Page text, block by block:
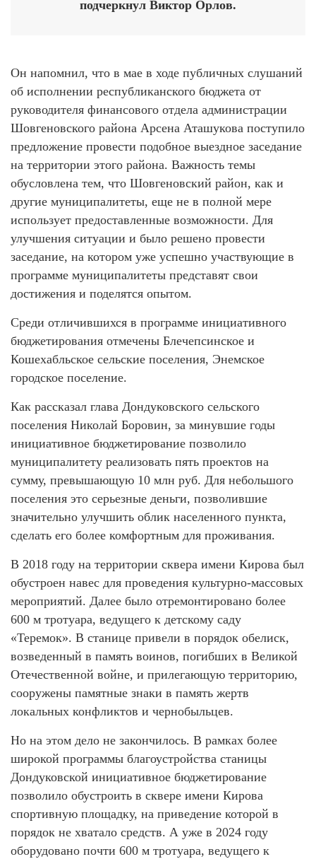
подчеркнул Виктор Орлов.
Он напомнил, что в мае в ходе публичных слушаний
об исполнении республиканского бюджета от
руководителя финансового отдела администрации
Шовгеновского района Арсена Аташукова поступило
предложение провести подобное выездное заседание
на территории этого района. Важность темы
обусловлена тем, что Шовгеновский район, как и
другие муниципалитеты, еще не в полной мере
использует предоставленные возможности. Для
улучшения ситуации и было решено провести
заседание, на котором уже успешно участвующие в
программе муниципалитеты представят свои
достижения и поделятся опытом.
Среди отличившихся в программе инициативного
бюджетирования отмечены Блечепсинское и
Кошехабльское сельские поселения, Энемское
городское поселение.
Как рассказал глава Дондуковского сельского
поселения Николай Боровин, за минувшие годы
инициативное бюджетирование позволило
муниципалитету реализовать пять проектов на
сумму, превышающую 10 млн руб. Для небольшого
поселения это серьезные деньги, позволившие
значительно улучшить облик населенного пункта,
сделать его более комфортным для проживания.
В 2018 году на территории сквера имени Кирова был
обустроен навес для проведения культурно-массовых
мероприятий. Далее было отремонтировано более
600 м тротуара, ведущего к детскому саду
«Теремок». В станице привели в порядок обелиск,
возведенный в память воинов, погибших в Великой
Отечественной войне, и прилегающую территорию,
сооружены памятные знаки в память жертв
локальных конфликтов и чернобыльцев.
Но на этом дело не закончилось. В рамках более
широкой программы благоустройства станицы
Дондуковской инициативное бюджетирование
позволило обустроить в сквере имени Кирова
спортивную площадку, на приведение которой в
порядок не хватало средств. А уже в 2024 году
оборудовано почти 600 м тротуара, ведущего к